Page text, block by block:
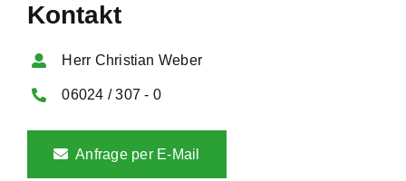
Kontakt
Herr Christian Weber
06024 / 307 - 0
Anfrage per E-Mail